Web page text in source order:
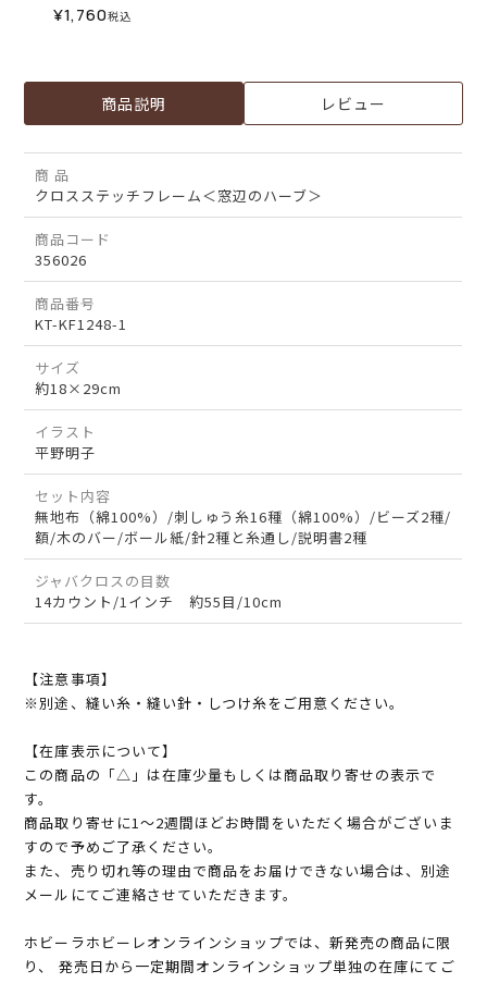
¥1,760税込
商品説明 レビュー
商 品
クロスステッチフレーム＜窓辺のハーブ＞
商品コード
356026
商品番号
KT-KF1248-1
サイズ
約18×29cm
イラスト
平野明子
セット内容
無地布（綿100%）/刺しゅう糸16種（綿100%）/ビーズ2種/
額/木のバー/ボール紙/針2種と糸通し/説明書2種
ジャバクロスの目数
14カウント/1インチ 約55目/10cm
【注意事項】
※別途、縫い糸・縫い針・しつけ糸をご用意ください。
【在庫表示について】
この商品の「△」は在庫少量もしくは商品取り寄せの表示で
す。
商品取り寄せに1～2週間ほどお時間をいただく場合がございま
すので予めご了承ください。
また、売り切れ等の理由で商品をお届けできない場合は、別途
メールにてご連絡させていただきます。
ホビーラホビーレオンラインショップでは、新発売の商品に限
り、 発売日から一定期間オンラインショップ単独の在庫にてご